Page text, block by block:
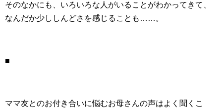
そのなかにも、いろいろな人がいることがわかってきて、
なんだか少ししんどさを感じることも……。
■
ママ友とのお付き合いに悩むお母さんの声はよく聞くこ